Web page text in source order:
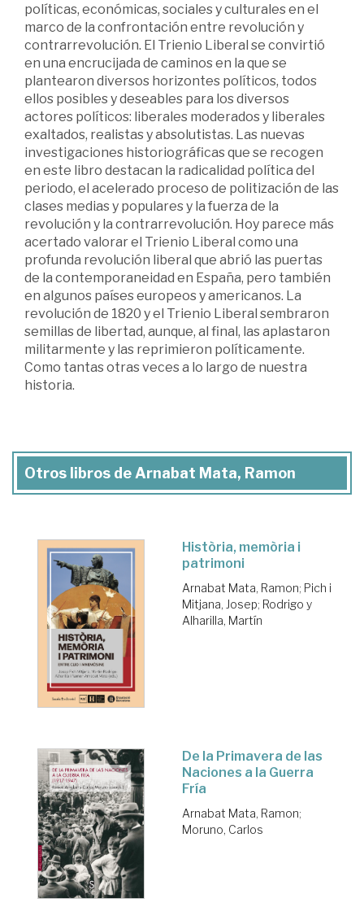
políticas, económicas, sociales y culturales en el
marco de la confrontación entre revolución y
contrarrevolución. El Trienio Liberal se convirtió
en una encrucijada de caminos en la que se
plantearon diversos horizontes políticos, todos
ellos posibles y deseables para los diversos
actores políticos: liberales moderados y liberales
exaltados, realistas y absolutistas. Las nuevas
investigaciones historiográficas que se recogen
en este libro destacan la radicalidad política del
periodo, el acelerado proceso de politización de las
clases medias y populares y la fuerza de la
revolución y la contrarrevolución. Hoy parece más
acertado valorar el Trienio Liberal como una
profunda revolución liberal que abrió las puertas
de la contemporaneidad en España, pero también
en algunos países europeos y americanos. La
revolución de 1820 y el Trienio Liberal sembraron
semillas de libertad, aunque, al final, las aplastaron
militarmente y las reprimieron políticamente.
Como tantas otras veces a lo largo de nuestra
historia.
Otros libros de Arnabat Mata, Ramon
Història, memòria i
patrimoni
Arnabat Mata, Ramon; Pich i
Mitjana, Josep; Rodrigo y
Alharilla, Martín
De la Primavera de las
Naciones a la Guerra
Fría
Arnabat Mata, Ramon;
Moruno, Carlos